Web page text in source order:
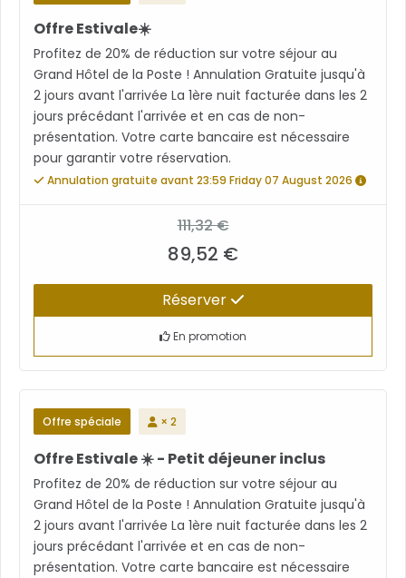
Offre Estivale☀️
Profitez de 20% de réduction sur votre séjour au
Grand Hôtel de la Poste ! Annulation Gratuite jusqu'à
2 jours avant l'arrivée La 1ère nuit facturée dans les 2
jours précédant l'arrivée et en cas de non-
présentation. Votre carte bancaire est nécessaire
pour garantir votre réservation.
Annulation gratuite avant 23:59 Friday 07 August 2026
111,32 €
89,52 €
Réserver
En promotion
Offre spéciale × 2
Offre Estivale ☀️ - Petit déjeuner inclus
Profitez de 20% de réduction sur votre séjour au
Grand Hôtel de la Poste ! Annulation Gratuite jusqu'à
2 jours avant l'arrivée La 1ère nuit facturée dans les 2
jours précédant l'arrivée et en cas de non-
présentation. Votre carte bancaire est nécessaire